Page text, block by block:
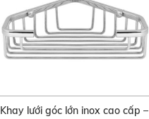
Khay lưới góc lớn inox cao cấp –